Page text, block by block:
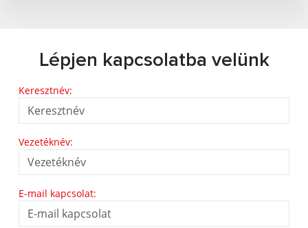
Lépjen kapcsolatba velünk
Keresztnév:
Vezetéknév:
E-mail kapcsolat: